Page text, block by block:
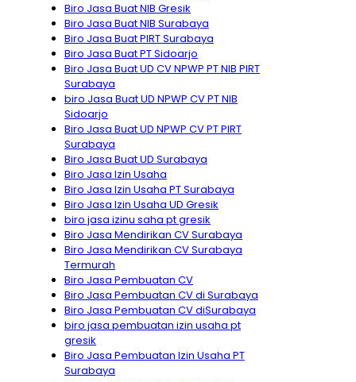
Biro Jasa Buat NIB Gresik
Biro Jasa Buat NIB Surabaya
Biro Jasa Buat PIRT Surabaya
Biro Jasa Buat PT Sidoarjo
Biro Jasa Buat UD CV NPWP PT NIB PIRT
Surabaya
biro Jasa Buat UD NPWP CV PT NIB
Sidoarjo
Biro Jasa Buat UD NPWP CV PT PIRT
Surabaya
Biro Jasa Buat UD Surabaya
Biro Jasa Izin Usaha
Biro Jasa Izin Usaha PT Surabaya
Biro Jasa Izin Usaha UD Gresik
biro jasa izinu saha pt gresik
Biro Jasa Mendirikan CV Surabaya
Biro Jasa Mendirikan CV Surabaya
Termurah
Biro Jasa Pembuatan CV
Biro Jasa Pembuatan CV di Surabaya
Biro Jasa Pembuatan CV diSurabaya
biro jasa pembuatan izin usaha pt
gresik
Biro Jasa Pembuatan Izin Usaha PT
Surabaya